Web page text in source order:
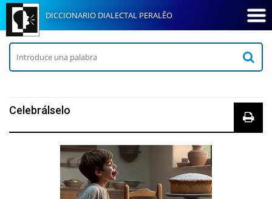
DICCIONARIO DIALECTAL PERALÊO
Celebrálselo